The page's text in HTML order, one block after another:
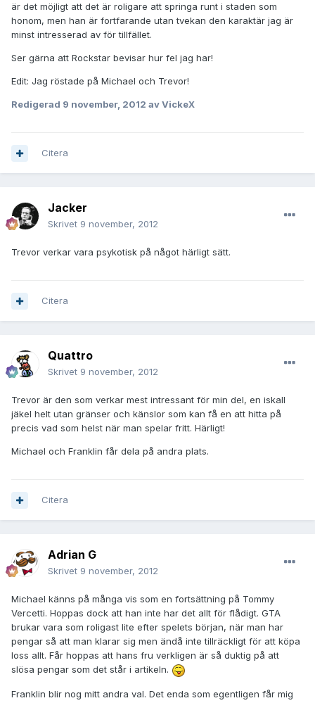
är det möjligt att det är roligare att springa runt i staden som
honom, men han är fortfarande utan tvekan den karaktär jag är
minst intresserad av för tillfället.
Ser gärna att Rockstar bevisar hur fel jag har!
Edit: Jag röstade på Michael och Trevor!
Redigerad 9 november, 2012 av VickeX
Citera
Jacker
Skrivet 9 november, 2012
Trevor verkar vara psykotisk på något härligt sätt.
Citera
Quattro
Skrivet 9 november, 2012
Trevor är den som verkar mest intressant för min del, en iskall
jäkel helt utan gränser och känslor som kan få en att hitta på
precis vad som helst när man spelar fritt. Härligt!
Michael och Franklin får dela på andra plats.
Citera
Adrian G
Skrivet 9 november, 2012
Michael känns på många vis som en fortsättning på Tommy
Vercetti. Hoppas dock att han inte har det allt för flådigt. GTA
brukar vara som roligast lite efter spelets början, när man har
pengar så att man klarar sig men ändå inte tillräckligt för att köpa
loss allt. Får hoppas att hans fru verkligen är så duktig på att
slösa pengar som det står i artikeln.
Franklin blir nog mitt andra val. Det enda som egentligen får mig